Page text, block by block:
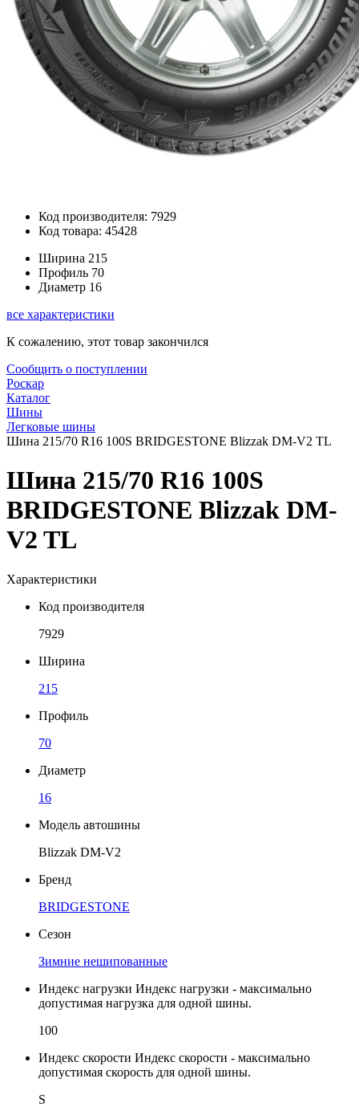
Код производителя: 7929
Код товара: 45428
Ширина 215
Профиль 70
Диаметр 16
все характеристики
К сожалению, этот товар закончился
Сообщить о поступлении
Роскар
Каталог
Шины
Легковые шины
Шина 215/70 R16 100S BRIDGESTONE Blizzak DM-V2 TL
Шина 215/70 R16 100S
BRIDGESTONE Blizzak DM-
V2 TL
Характеристики
Код производителя
7929
Ширина
215
Профиль
70
Диаметр
16
Модель автошины
Blizzak DM-V2
Бренд
BRIDGESTONE
Сезон
Зимние нешипованные
Индекс нагрузки Индекс нагрузки - максимально
допустимая нагрузка для одной шины.
100
Индекс скорости Индекс скорости - максимально
допустимая скорость для одной шины.
S